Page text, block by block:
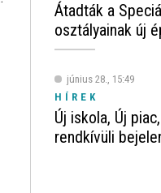
Átadták a
osztályainak új
június 28., 15:49
HÍREK
Új iskola, Új
rendkívüli